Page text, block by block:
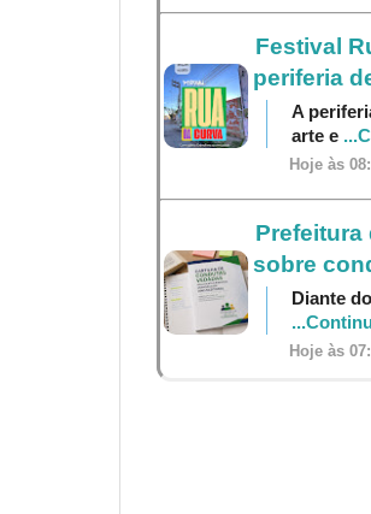
Festival
periferia
A
arte e
Hoje às
sobre
Diante
Hoje às